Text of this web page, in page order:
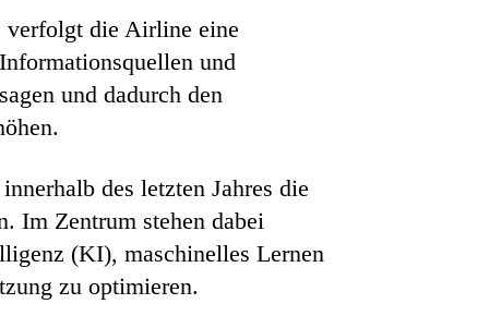
verfolgt die Airline eine
und
und dadurch den
des letzten Jahres die
Im Zentrum stehen dabei
(KI), maschinelles Lernen
zu optimieren.